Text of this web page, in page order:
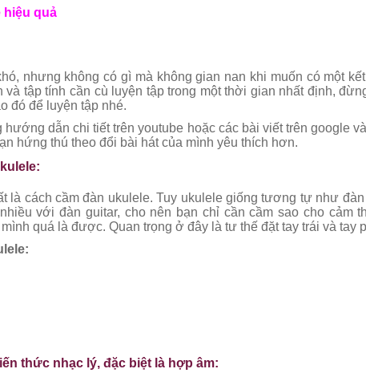
hiệu quả
nhưng không có gì mà không gian nan khi muốn có một
tập tính cần cù luyện tập trong một thời gian nhất định,
đó để luyện tập nhé.
dẫn chi tiết trên youtube hoặc các bài viết trên google
hứng thú theo đổi bài hát của mình yêu thích hơn.
là cách cầm đàn ukulele. Tuy ukulele giống tương tự như
với đàn guitar, cho nên bạn chỉ cần cầm sao cho cảm
quá là được. Quan trọng ở đây là tư thế đặt tay trái và tay
thức nhạc lý, đặc biệt là hợp âm: